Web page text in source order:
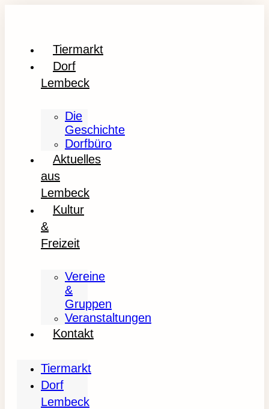
Tiermarkt
Dorf
Lembeck
Die
Geschichte
Dorfbüro
Aktuelles
aus
Lembeck
Kultur
&
Freizeit
Vereine
&
Gruppen
Veranstaltungen
Kontakt
Tiermarkt
Dorf
Lembeck